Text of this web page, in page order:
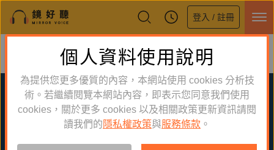
登入 / 註冊
鏡好聽全新APP上線
體驗全面升級，即刻下載
個人資料使用說明
為提供您更多優質的內容，本網站使用 cookies 分析技
術。若繼續閱覽本網站內容，即表示您同意我們使用
cookies，關於更多 cookies 以及相關政策更新資訊請閱
讀我們的 隱私權政策與服務條款 。